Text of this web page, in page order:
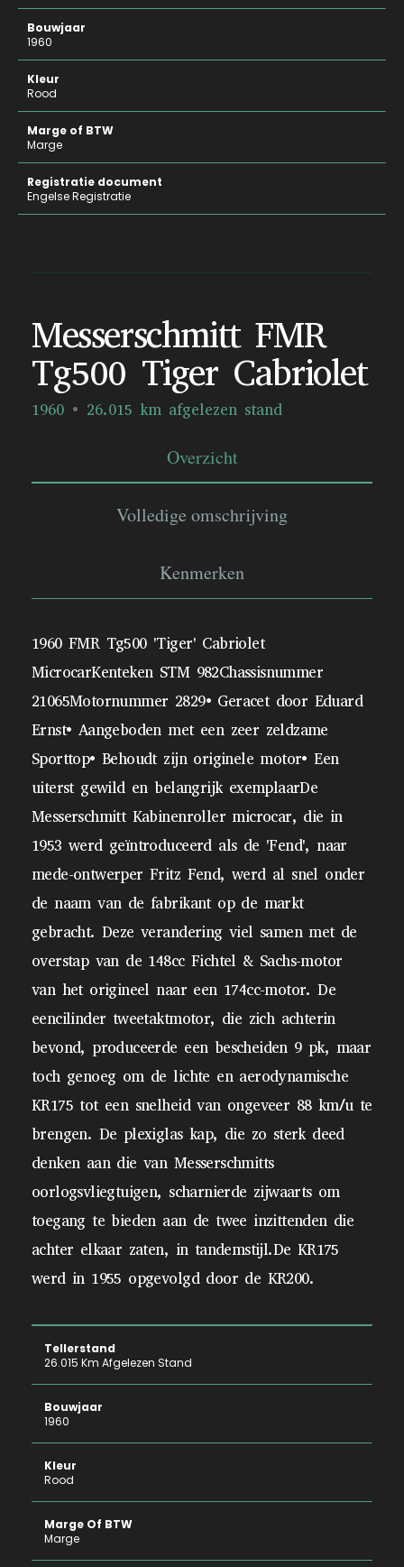
Bouwjaar
1960
Kleur
Rood
Marge of BTW
Marge
Registratie document
Engelse Registratie
Messerschmitt FMR
Tg500 Tiger Cabriolet
1960 26.015 km afgelezen stand
Overzicht
Volledige omschrijving
Kenmerken
1960 FMR Tg500 'Tiger' Cabriolet
MicrocarKenteken STM 982Chassisnummer
21065Motornummer 2829• Geracet door Eduard
Ernst• Aangeboden met een zeer zeldzame
Sporttop• Behoudt zijn originele motor• Een
uiterst gewild en belangrijk exemplaarDe
Messerschmitt Kabinenroller microcar, die in
1953 werd geïntroduceerd als de 'Fend', naar
mede-ontwerper Fritz Fend, werd al snel onder
de naam van de fabrikant op de markt
gebracht. Deze verandering viel samen met de
overstap van de 148cc Fichtel & Sachs-motor
van het origineel naar een 174cc-motor. De
eencilinder tweetaktmotor, die zich achterin
bevond, produceerde een bescheiden 9 pk, maar
toch genoeg om de lichte en aerodynamische
KR175 tot een snelheid van ongeveer 88 km/u te
brengen. De plexiglas kap, die zo sterk deed
denken aan die van Messerschmitts
oorlogsvliegtuigen, scharnierde zijwaarts om
toegang te bieden aan de twee inzittenden die
achter elkaar zaten, in tandemstijl.De KR175
werd in 1955 opgevolgd door de KR200.
Tellerstand
26.015 Km Afgelezen Stand
Bouwjaar
1960
Kleur
Rood
Marge Of BTW
Marge